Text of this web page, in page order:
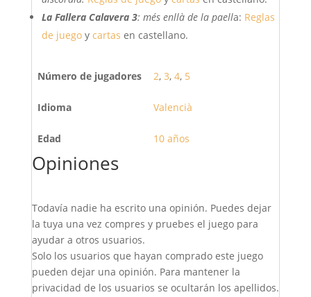
La Fallera Calavera 3: més enllà de la paella: Reglas
de juegoy cartas en castellano.
Número de jugadores 2, 3, 4, 5
Idioma Valencià
Edad 10 años
Opiniones
Todavía nadie ha escrito una opinión. Puedes dejar
la tuya una vez compres y pruebes el juego para
ayudar a otros usuarios.
Solo los usuarios que hayan comprado este juego
pueden dejar una opinión. Para mantener la
privacidad de los usuarios se ocultarán los apellidos.